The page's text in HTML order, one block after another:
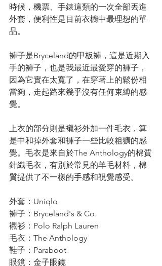
時候，機票、手錶這類的一次全部丟進
外套，便利性是目前衣櫥中最理想的單
品。
褲子是Bryceland的甲板褲，這是近期入
手的褲子，也是我最近最愛穿的褲子，
因為它實在太寬了，在穿著上的鬆份相
當夠，走起路來幾乎沒有任何束縛的感
覺。
上衣的部分則是襯衫外加一件毛衣，算
是中和掉外套和褲子一些比較粗獷的感
覺。毛衣是來自於The Anthology的棉質
針織毛衣，有別於常見的羊毛材料，棉
質提供了不一樣的手感和視覺感受。
外套：Uniqlo
褲子：Bryceland's & Co.
襯衫：Polo Ralph Lauren
毛衣：The Anthology
鞋子：Paraboot
眼鏡：金子眼鏡